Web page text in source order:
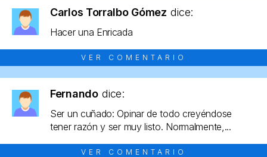
Carlos Torralbo Gómez dice:
Hacer una Enricada
VER COMENTARIO
Fernando dice:
Ser un cuñado: Opinar de todo creyéndose
tener razón y ser muy listo. Normalmente,...
VER COMENTARIO